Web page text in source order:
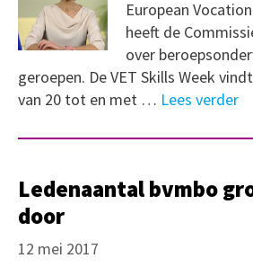
European
heeft de
over
geroepen. De VET Skills Week
van 20 tot en met … Lees verder
Ledenaantal bvmbo
door
12 mei 2017